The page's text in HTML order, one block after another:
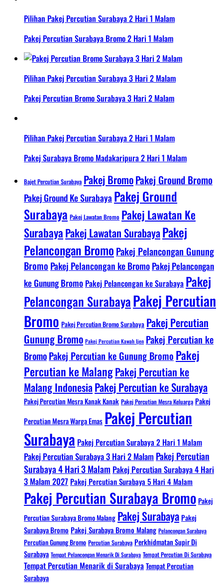
Pilihan Pakej Percutian Surabaya 2 Hari 1 Malam
Pakej Percutian Surabaya Bromo 2 Hari 1 Malam
Pilihan Pakej Percutian Surabaya 3 Hari 2 Malam
Pakej Percutian Bromo Surabaya 3 Hari 2 Malam
Pilihan Pakej Percutian Surabaya 2 Hari 1 Malam
Pakej Surabaya Bromo Madakaripura 2 Hari 1 Malam
Bajet Percutian Surabaya Pakej BromoPakej Ground Bromo
Pakej Ground Ke Surabaya Pakej Ground
Surabaya Pakej Lawatan Bromo Pakej Lawatan Ke
SurabayaPakej Lawatan SurabayaPakej
Pelancongan Bromo Pakej Pelancongan Gunung
Bromo Pakej Pelancongan ke BromoPakej Pelancongan
ke Gunung Bromo Pakej Pelancongan ke Surabaya Pakej
Pelancongan SurabayaPakej Percutian
Bromo Pakej Percutian Bromo Surabaya Pakej Percutian
Gunung Bromo Pakej Percutian Kawah Ijen Pakej Percutian ke
BromoPakej Percutian ke Gunung Bromo Pakej
Percutian ke MalangPakej Percutian ke
Malang IndonesiaPakej Percutian ke Surabaya
Pakej Percutian Mesra Kanak Kanak Pakej Percutian Mesra Keluarga Pakej
Percutian Mesra Warga Emas Pakej Percutian
Surabaya Pakej Percutian Surabaya 2 Hari 1 Malam
Pakej Percutian Surabaya 3 Hari 2 Malam Pakej Percutian
Surabaya 4 Hari 3 Malam Pakej Percutian Surabaya 4 Hari
3 Malam 2027 Pakej Percutian Surabaya 5 Hari 4 Malam
Pakej Percutian Surabaya BromoPakej
Percutian Surabaya Bromo Malang Pakej SurabayaPakej
Surabaya Bromo Pakej Surabaya Bromo Malang Pelancongan Surabaya
Percutian Gunung Bromo Percutian Surabaya Perkhidmatan Supir Di
Surabaya Tempat Pelancongan Menarik Di Surabaya Tempat Percutian Di Surabaya
Tempat Percutian Menarik di SurabayaTempat Percutian
Surabaya